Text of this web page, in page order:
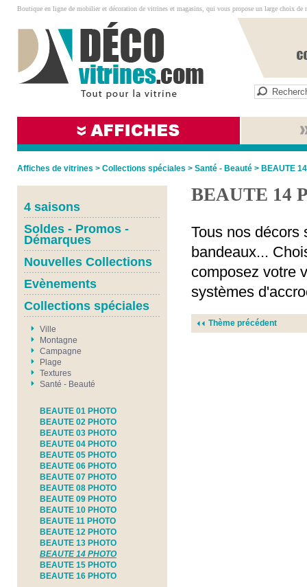
Boutique en ligne de mobilier et décoration de vitrines et magasins, qui vous propose un large choix de
Affiches de vitrines > Collections spéciales > Santé - Beauté > BEAUTE
4 saisons
Soldes - Promos -
Démarques
Nouvelles Collections
Evènements
Collections spéciales
Ville
Montagne
Campagne
Plage
Textures
Santé - Beauté
BEAUTE 01 PHOTO
BEAUTE 02 PHOTO
BEAUTE 03 PHOTO
BEAUTE 04 PHOTO
BEAUTE 05 PHOTO
BEAUTE 06 PHOTO
BEAUTE 07 PHOTO
BEAUTE 08 PHOTO
BEAUTE 09 PHOTO
BEAUTE 10 PHOTO
BEAUTE 11 PHOTO
BEAUTE 12 PHOTO
BEAUTE 13 PHOTO
BEAUTE 14 PHOTO
BEAUTE 15 PHOTO
BEAUTE 16 PHOTO
BEAUTE 14
Tous nos décors
bandeaux...
composez votre
systèmes
Thème précédent